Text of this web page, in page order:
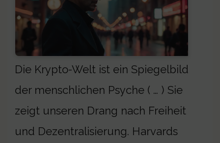
Die Krypto-Welt ist ein Spiegelbild
der menschlichen Psyche ( … ) Sie
zeigt unseren Drang nach Freiheit
und Dezentralisierung. Harvards